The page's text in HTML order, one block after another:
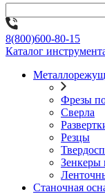
8(800)600-80-15
Каталог
Фрезы
Сверла
Резцы
Зенкеры
Станочная